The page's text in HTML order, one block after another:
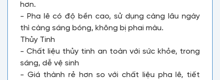
hơn.
- Pha lê có độ bền cao, sử dụng càng lâu ngày
thì càng sáng bóng, không bị phai màu.
Thủy Tinh
- Chất liệu thủy tinh an toàn với sức khỏe, trong
sáng, dễ vệ sinh
- Giá thành rẻ hơn so với chất liệu pha lê, tiết